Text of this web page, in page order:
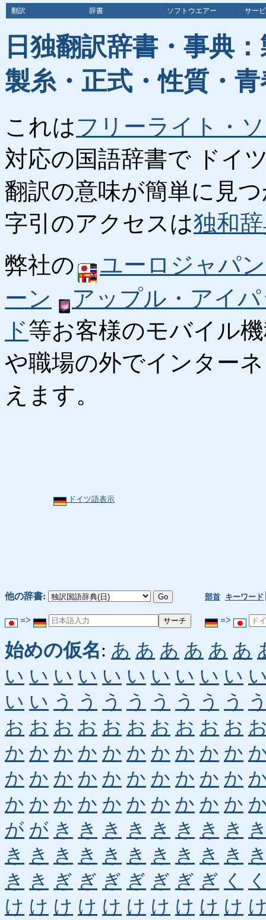
翻訳 辞書 ソフトウエアー サー
日独翻訳辞書・事典
製糸・正式・性質・
これはフリーライト・
対応の国語辞書で ドイ
翻訳の意味が簡単に見
字引のアクセスは独和
弊社の
ユーロジャパ
ーン
アップル・アイ
ド等お客様のモバイル
や職場の外でインター
えます。
ドイツ語表示
他の辞書: 部首 キーワード
=> =>
始めの仮名: あ あ あ あ あ あ
い い い い い い い い い い
い い う う う う う う う う
お お お お お お お お お お
か か か か か か か か か か
か か か か か か か か か か
か か か か か か か か か か
が が き き き き き き き き
き き き き き き き き き き
き き ぎ ぎ ぎ ぎ ぎ ぎ ぎ く
け け け け け け け け け け